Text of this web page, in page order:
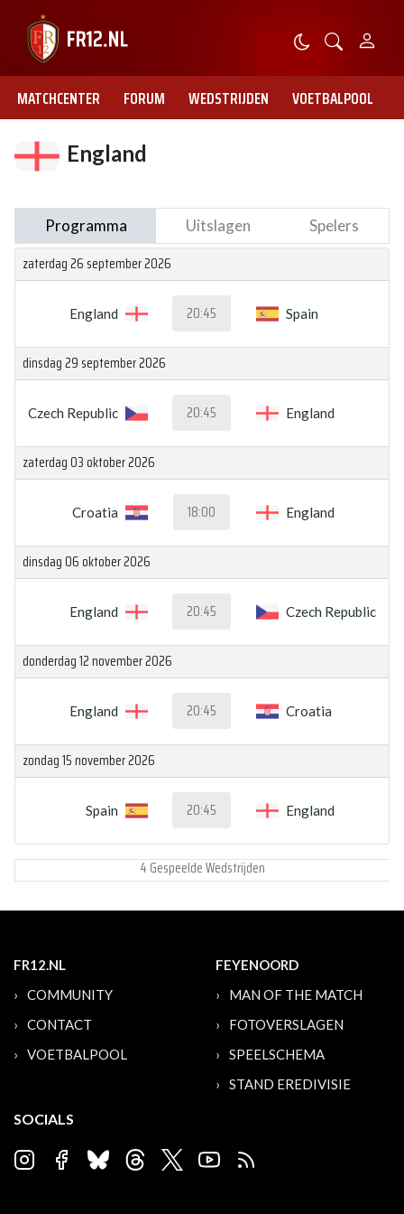
MATCHCENTER FORUM WEDSTRIJDEN VOETBALPOOL
England
Programma Uitslagen Spelers
zaterdag 26 september 2026
England 20:45 Spain
dinsdag 29 september 2026
Czech Republic 20:45 England
zaterdag 03 oktober 2026
Croatia 18:00 England
dinsdag 06 oktober 2026
England 20:45 Czech Republic
donderdag 12 november 2026
England 20:45 Croatia
zondag 15 november 2026
Spain 20:45 England
4 Gespeelde Wedstrijden
FR12.NL
COMMUNITY
CONTACT
VOETBALPOOL
FEYENOORD
MAN OF THE MATCH
FOTOVERSLAGEN
SPEELSCHEMA
STAND EREDIVISIE
SOCIALS